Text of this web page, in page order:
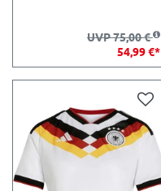
UVP 75,00 €
54,99 €*